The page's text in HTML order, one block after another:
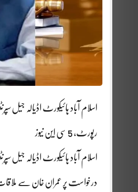
اسلام آباد ہائیکورٹ اڈیالہ جیل
رپورٹ، 5 سی این نیوز
اسلام آباد ہائیکورٹ اڈیالہ جیل
درخواست پر عمران خان سے ملاقات